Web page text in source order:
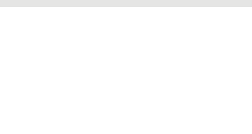
certain nombre de boutiques en ligne